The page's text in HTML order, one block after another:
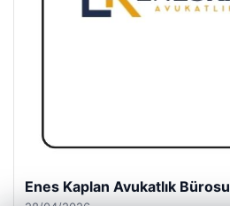
Enes Kaplan Avukatlık Bürosu